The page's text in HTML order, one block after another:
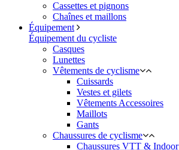
Cassettes et pignons
Chaînes et maillons
Équipement
Équipement du cycliste
Casques
Lunettes
Vêtements de cyclisme
Cuissards
Vestes et gilets
Vêtements Accessoires
Maillots
Gants
Chaussures de cyclisme
Chaussures VTT & Indoor